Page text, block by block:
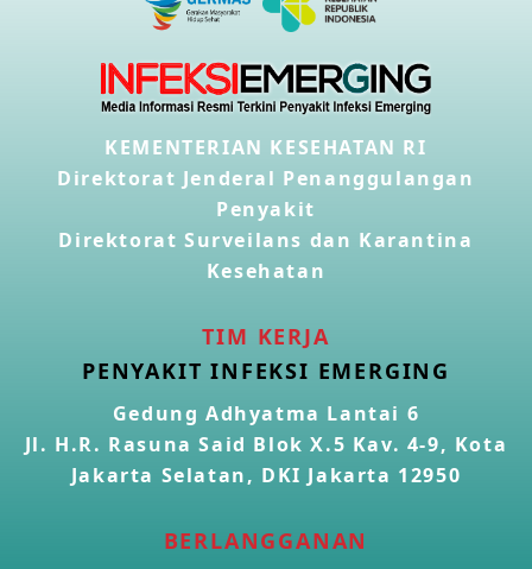
KEMENTERIAN KESEHATAN RI
Direktorat Jenderal Penanggulangan
Penyakit
Direktorat Surveilans dan Karantina
Kesehatan
TIM KERJA
PENYAKIT INFEKSI EMERGING
Gedung Adhyatma Lantai 6
Jl. H.R. Rasuna Said Blok X.5 Kav. 4-9, Kota
Jakarta Selatan, DKI Jakarta 12950
BERLANGGANAN